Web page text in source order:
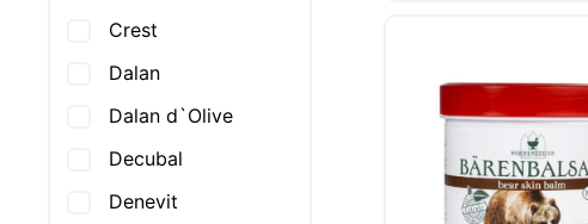
Crest
Dalan
Dalan d`Olive
Decubal
Denevit